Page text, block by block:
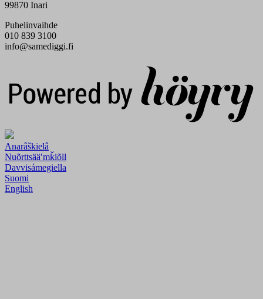
99870 Inari
Puhelinvaihde
010 839 3100
info@samediggi.fi
Anarâškielâ
Nuõrttsääʹmǩiõll
Davvisámegiella
Suomi
English